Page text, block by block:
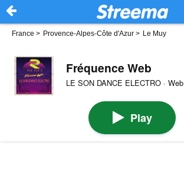
France > Provence-Alpes-Côte d'Azur > Le Muy
Fréquence Web
LE SON DANCE ELECTRO · Web
Play